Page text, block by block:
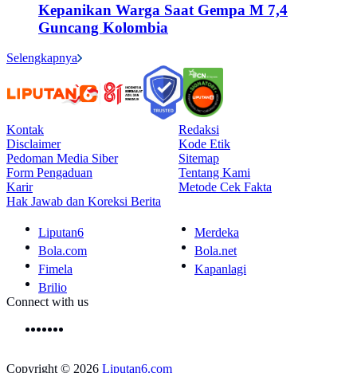
Kepanikan Warga Saat Gempa M 7,4
Guncang Kolombia
Selengkapnya
Kontak
Redaksi
Disclaimer
Kode Etik
Pedoman Media Siber
Sitemap
Form Pengaduan
Tentang Kami
Karir
Metode Cek Fakta
Hak Jawab dan Koreksi Berita
Liputan6
Merdeka
Bola.com
Bola.net
Fimela
Kapanlagi
Brilio
Connect with us
Copyright © 2026 Liputan6.com